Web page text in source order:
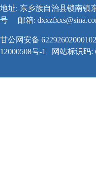
地址: 东乡族自治县锁南镇
号
邮箱:
甘公网安备
12000508号-1
网站标识码: